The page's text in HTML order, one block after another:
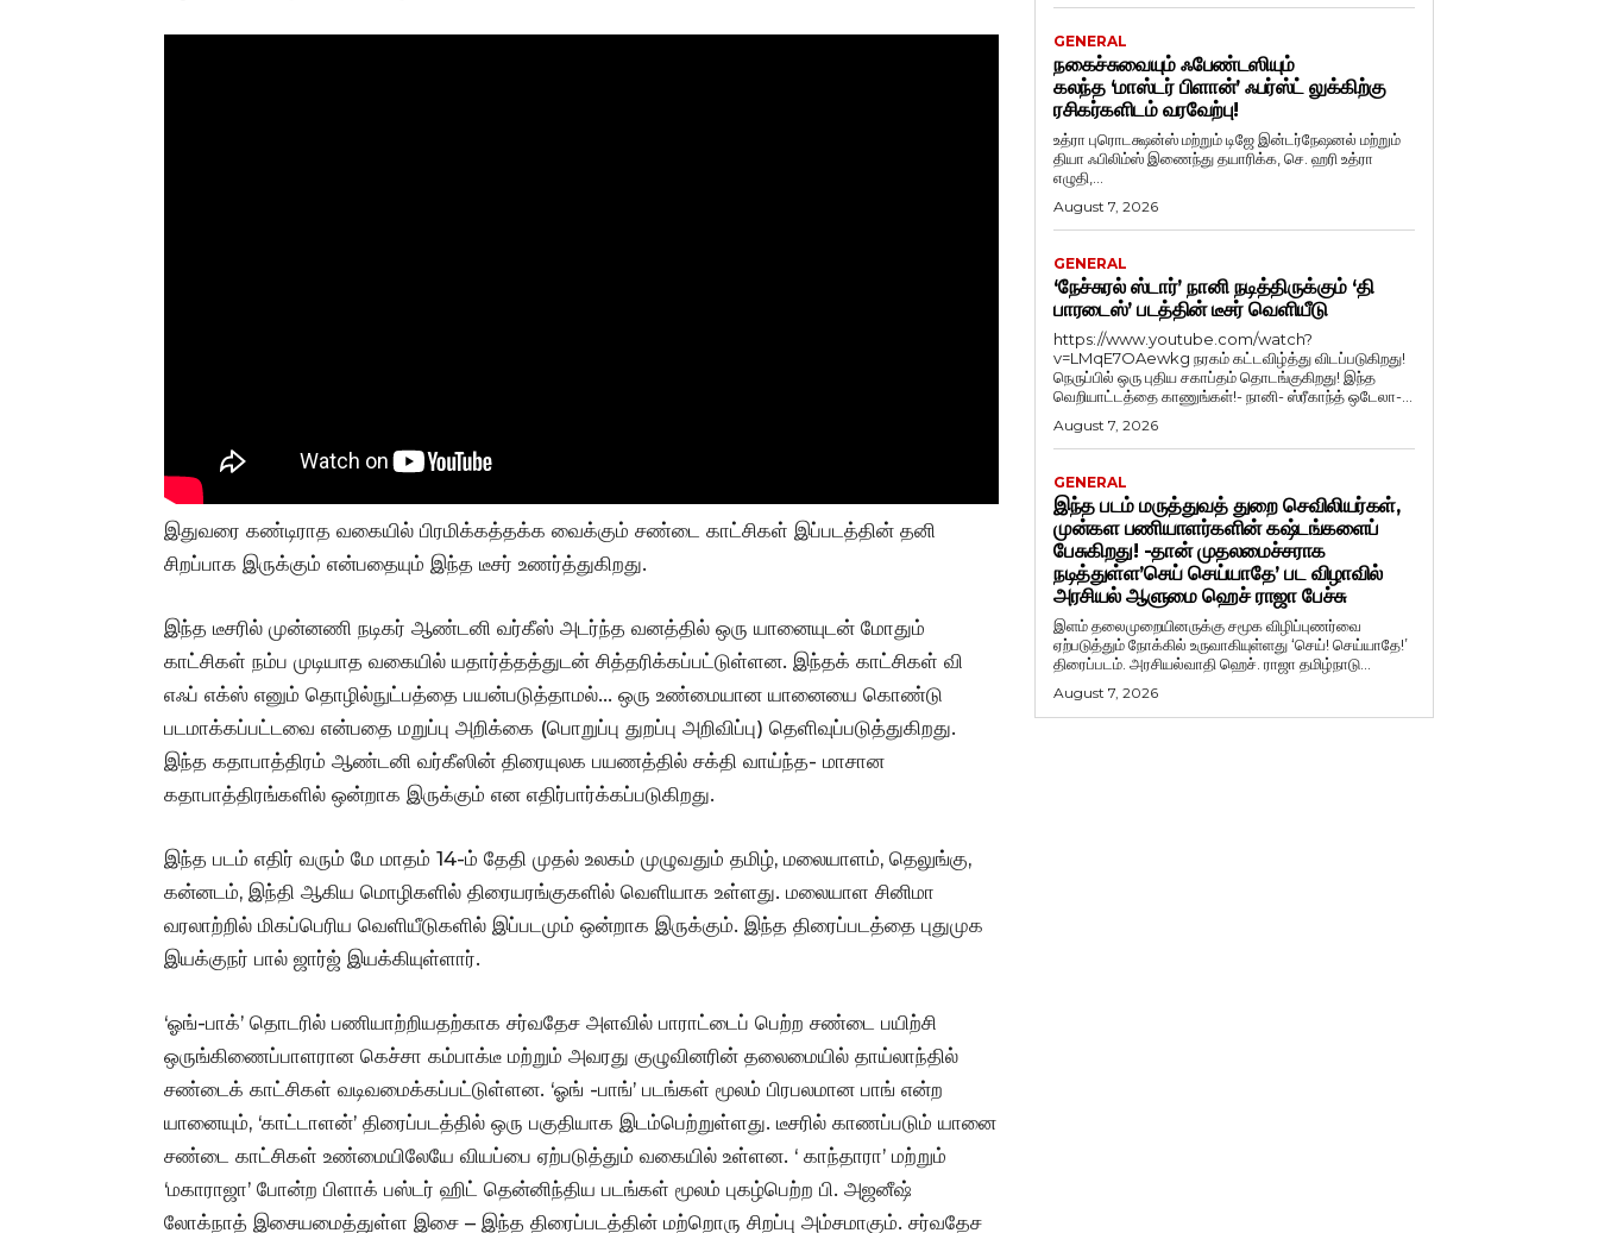
இதுவரை கண்டிராத வகையில் பிரமிக்கத்தக்க வைக்கும் சண்டை காட்சிகள் இப்படத்தின் தனி
சிறப்பாக இருக்கும் என்பதையும் இந்த டீசர் உணர்த்துகிறது.
இந்த டீசரில் முன்னணி நடிகர் ஆண்டனி வர்கீஸ் அடர்ந்த வனத்தில் ஒரு யானையுடன் மோதும்
காட்சிகள் நம்ப முடியாத வகையில் யதார்த்தத்துடன் சித்தரிக்கப்பட்டுள்ளன. இந்தக் காட்சிகள் வி
எஃப் எக்ஸ் எனும் தொழில்நுட்பத்தை பயன்படுத்தாமல்… ஒரு உண்மையான யானையை கொண்டு
படமாக்கப்பட்டவை என்பதை மறுப்பு அறிக்கை (பொறுப்பு துறப்பு அறிவிப்பு) தெளிவுப்படுத்துகிறது.
இந்த கதாபாத்திரம் ஆண்டனி வர்கீஸின் திரையுலக பயணத்தில் சக்தி வாய்ந்த- மாசான
கதாபாத்திரங்களில் ஒன்றாக இருக்கும் என எதிர்பார்க்கப்படுகிறது.
இந்த படம் எதிர் வரும் மே மாதம் 14-ம் தேதி முதல் உலகம் முழுவதும் தமிழ், மலையாளம், தெலுங்கு,
கன்னடம், இந்தி ஆகிய மொழிகளில் திரையரங்குகளில் வெளியாக உள்ளது. மலையாள சினிமா
வரலாற்றில் மிகப்பெரிய வெளியீடுகளில் இப்படமும் ஒன்றாக இருக்கும். இந்த திரைப்படத்தை புதுமுக
இயக்குநர் பால் ஜார்ஜ் இயக்கியுள்ளார்.
‘ஓங்-பாக்’ தொடரில் பணியாற்றியதற்காக சர்வதேச அளவில் பாராட்டைப் பெற்ற சண்டை பயிற்சி
ஒருங்கிணைப்பாளரான கெச்சா கம்பாக்டீ மற்றும் அவரது குழுவினரின் தலைமையில் தாய்லாந்தில்
சண்டைக் காட்சிகள் வடிவமைக்கப்பட்டுள்ளன. ‘ஓங் -பாங்’ படங்கள் மூலம் பிரபலமான பாங் என்ற
யானையும், ‘காட்டாளன்’ திரைப்படத்தில் ஒரு பகுதியாக இடம்பெற்றுள்ளது. டீசரில் காணப்படும் யானை
சண்டை காட்சிகள் உண்மையிலேயே வியப்பை ஏற்படுத்தும் வகையில் உள்ளன. ‘ காந்தாரா’ மற்றும்
‘மகாராஜா’ போன்ற பிளாக் பஸ்டர் ஹிட் தென்னிந்திய படங்கள் மூலம் புகழ்பெற்ற பி. அஜனீஷ்
லோக்நாத் இசையமைத்துள்ள இசை – இந்த திரைப்படத்தின் மற்றொரு சிறப்பு அம்சமாகும். சர்வதேச
GENERAL
நகைச்சுவையும் ஃபேண்டஸியும்
கலந்த ‘மாஸ்டர் பிளான்’ ஃபர்ஸ்ட் லுக்கிற்கு
ரசிகர்களிடம் வரவேற்பு!
உத்ரா புரொடக்ஷன்ஸ் மற்றும் டிஜே இன்டர்நேஷனல் மற்றும்
தியா ஃபிலிம்ஸ் இணைந்து தயாரிக்க, செ. ஹரி உத்ரா
எழுதி,...
August 7, 2026
GENERAL
‘நேச்சுரல் ஸ்டார்’ நானி நடித்திருக்கும் ‘தி
பாரடைஸ்’ படத்தின் டீசர் வெளியீடு
https://www.youtube.com/watch?
v=LMqE7OAewkg நரகம் கட்டவிழ்த்து விடப்படுகிறது!
நெருப்பில் ஒரு புதிய சகாப்தம் தொடங்குகிறது! இந்த
வெறியாட்டத்தை காணுங்கள்!- நானி- ஸ்ரீகாந்த் ஒடேலா-...
August 7, 2026
GENERAL
இந்த படம் மருத்துவத் துறை செவிலியர்கள்,
முன்கள பணியாளர்களின் கஷ்டங்களைப்
பேசுகிறது! -தான் முதலமைச்சராக
நடித்துள்ள’செய் செய்யாதே’ பட விழாவில்
அரசியல் ஆளுமை ஹெச் ராஜா பேச்சு
இளம் தலைமுறையினருக்கு சமூக விழிப்புணர்வை
ஏற்படுத்தும் நோக்கில் உருவாகியுள்ளது ‘செய்! செய்யாதே!’
திரைப்படம். அரசியல்வாதி ஹெச். ராஜா தமிழ்நாடு...
August 7, 2026